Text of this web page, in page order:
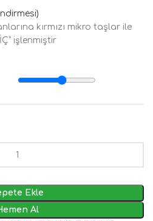
kırmızı mikro taşlar ile
işlenmiştir
Ekle
Al